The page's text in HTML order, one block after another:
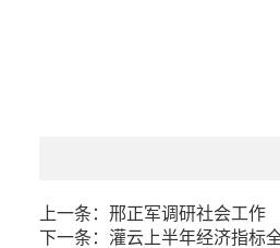
上一条： 邢正军调研社会工作
下一条： 灌云上半年经济指标